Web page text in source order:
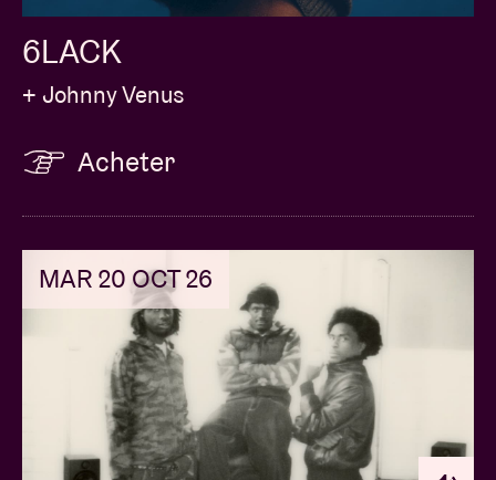
6LACK
+ Johnny Venus
Acheter
MAR 20 OCT 26